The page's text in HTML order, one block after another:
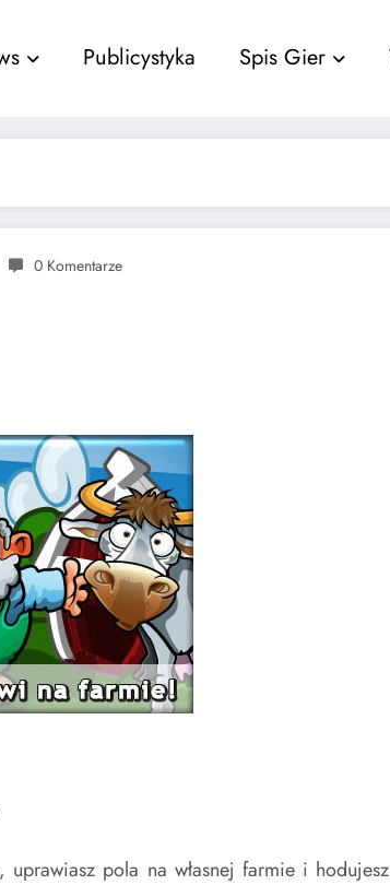
Publicystyka Spis Gier
0 Komentarze
pola na własnej farmie i